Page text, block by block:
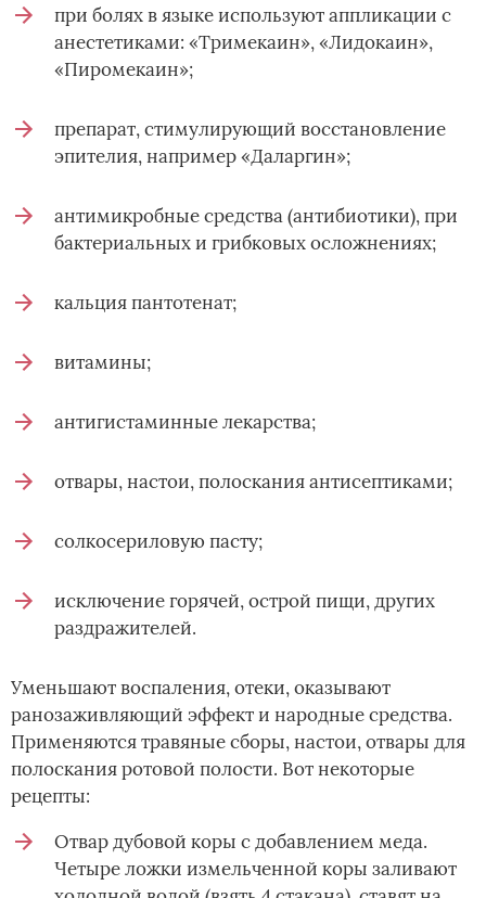
при болях в языке используют аппликации с
анестетиками: «Тримекаин», «Лидокаин»,
«Пиромекаин»;
препарат, стимулирующий восстановление
эпителия, например «Даларгин»;
антимикробные средства (антибиотики), при
бактериальных и грибковых осложнениях;
кальция пантотенат;
витамины;
антигистаминные лекарства;
отвары, настои, полоскания антисептиками;
солкосериловую пасту;
исключение горячей, острой пищи, других
раздражителей.
Уменьшают воспаления, отеки, оказывают
ранозаживляющий эффект и народные средства.
Применяются травяные сборы, настои, отвары для
полоскания ротовой полости. Вот некоторые
рецепты:
Отвар дубовой коры с добавлением меда.
Четыре ложки измельченной коры заливают